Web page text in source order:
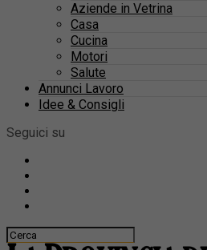
Aziende in Vetrina
Casa
Cucina
Motori
Salute
Annunci Lavoro
Idee & Consigli
Seguici su